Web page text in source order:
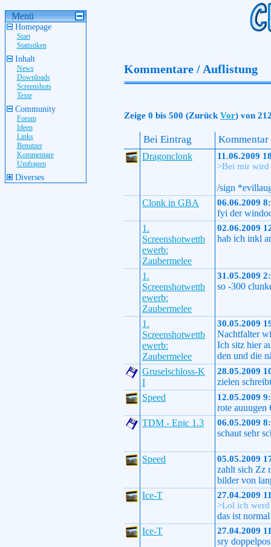
Menü
Homepage
Start
Statistiken
Inhalt
News
Downloads
Screenshots
Texte
Community
Forum
Ideen
Links
Benutzer
Kommentare
Umfragen
Diverses
Kommentare / Auflistung
Zeige 0 bis 500 (Zurück Vor) von
Bei Eintrag Kommentar
Dragonclonk
11.06.2009
>Bei mir wird
/sign
Clonk in GBA
06.06.2009
fyi der
1.
Screenshotwettb
ewerb:
Zaubermelee
02.06.2009
hab ich inkl
1.
Screenshotwettb
ewerb:
Zaubermelee
31.05.2009
so -300
1.
Screenshotwettb
ewerb:
Zaubermelee
30.05.2009
Nachtfalter
Ich sitz hier
den und die
Gruselschloss-K
I
28.05.2009
zielen
Speed
12.05.2009
rote auuugen
TDM - Epic 1.3
06.05.2009
schaut sehr
Speed 05.05.2009
zahlt sich Zz
bilder von
Ice-T
27.04.2009
>Lol ich
das ist
Ice-T
27.04.2009
sry